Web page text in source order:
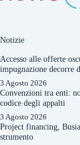
Notizie
Accesso alle offerte
impugnazione decorre
3 Agosto 2026
Convenzioni tra enti:
codice degli appalti
3 Agosto 2026
Project financing,
strumento